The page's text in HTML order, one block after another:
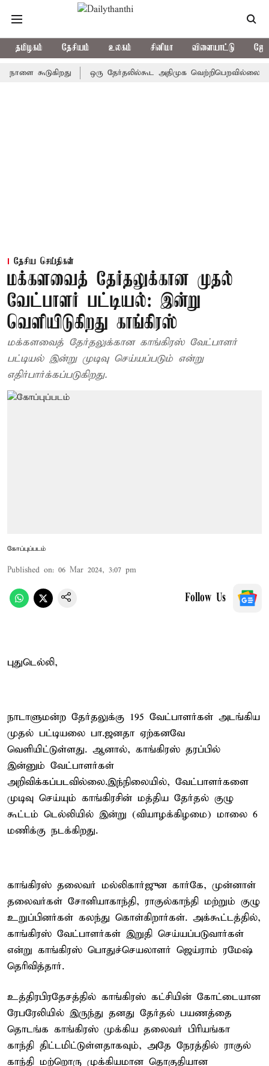
தமிழகம் தேசியம் உலகம் சினிமா விளையாட்டு
ஒரு தேர்தலில்கூட அதிமுக வெற்றிபெறவில்லை:
தேசிய செய்திகள்
மக்களவைத் தேர்தலுக்கான முதல்
வேட்பாளர் பட்டியல்: இன்று
வெளியிடுகிறது காங்கிரஸ்
மக்களவைத் தேர்தலுக்கான காங்கிரஸ் வேட்பாளர்
பட்டியல் இன்று முடிவு செய்யப்படும் என்று
எதிர்பார்க்கப்படுகிறது.
கோப்புப்படம்
Published on: 06 Mar 2024, 3:07 pm
Follow Us
புதுடெல்லி,
நாடாளுமன்ற தேர்தலுக்கு 195 வேட்பாளர்கள் அடங்கிய
முதல் பட்டியலை பா.ஜனதா ஏற்கனவே
வெளியிட்டுள்ளது. ஆனால், காங்கிரஸ் தரப்பில்
இன்னும் வேட்பாளர்கள்
அறிவிக்கப்படவில்லை.இந்நிலையில், வேட்பாளர்களை
முடிவு செய்யும் காங்கிரசின் மத்திய தேர்தல் குழு
கூட்டம் டெல்லியில் இன்று (வியாழக்கிழமை) மாலை 6
மணிக்கு நடக்கிறது.
காங்கிரஸ் தலைவர் மல்லிகார்ஜுன கார்கே, முன்னாள்
தலைவர்கள் சோனியாகாந்தி, ராகுல்காந்தி மற்றும் குழு
உறுப்பினர்கள் கலந்து கொள்கிறார்கள். அக்கூட்டத்தில்,
காங்கிரஸ் வேட்பாளர்கள் இறுதி செய்யப்படுவார்கள்
என்று காங்கிரஸ் பொதுச்செயலாளர் ஜெய்ராம் ரமேஷ்
தெரிவித்தார்.
உத்திரபிரதேசத்தில் காங்கிரஸ் கட்சியின் கோட்டையான
ரேபரேலியில் இருந்து தனது தேர்தல் பயணத்தை
தொடங்க காங்கிரஸ் முக்கிய தலைவர் பிரியங்கா
காந்தி திட்டமிட்டுள்ளதாகவும், அதே நேரத்தில் ராகுல்
காந்தி மற்றொரு முக்கியமான தொகுதியான